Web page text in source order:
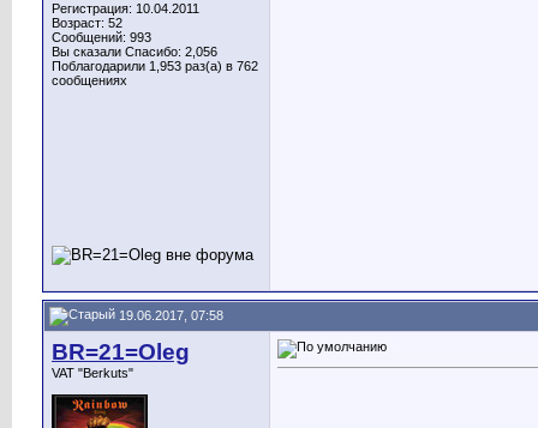
Регистрация: 10.04.2011
Возраст: 52
Сообщений: 993
Вы сказали Спасибо: 2,056
Поблагодарили 1,953 раз(а) в 762
сообщениях
19.06.2017, 07:58
BR=21=Oleg
VAT "Berkuts"